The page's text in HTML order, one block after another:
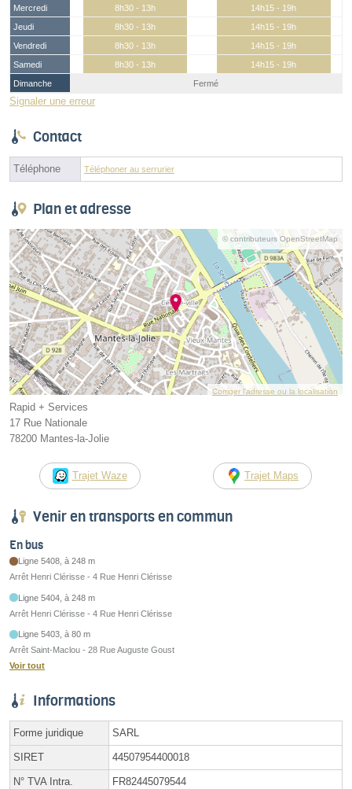
Mercredi
8h30 - 13h
14h15 - 19h
Jeudi
8h30 - 13h
14h15 - 19h
Vendredi
8h30 - 13h
14h15 - 19h
Samedi
8h30 - 13h
14h15 - 19h
Dimanche
Fermé
Signaler une erreur
Contact
Téléphone Téléphoner au serrurier
Plan et adresse
© contributeurs OpenStreetMap
Corriger l’adresse ou la localisation
Rapid + Services
17 Rue Nationale
78200 Mantes-la-Jolie
Trajet Waze Trajet Maps
Venir en transports en commun
En bus
Ligne 5408, à 248 m
Arrêt Henri Clérisse - 4 Rue Henri Clérisse
Ligne 5404, à 248 m
Arrêt Henri Clérisse - 4 Rue Henri Clérisse
Ligne 5403, à 80 m
Arrêt Saint-Maclou - 28 Rue Auguste Goust
Voir tout
Informations
Forme juridique SARL
SIRET 44507954400018
N° TVA Intra. FR82445079544